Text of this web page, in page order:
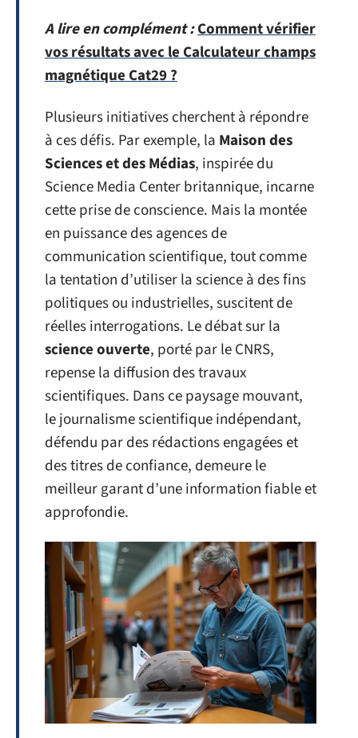
A lire en complément :Comment vérifier
vos résultats avec le Calculateur champs
magnétique Cat29 ?
Plusieurs initiatives cherchent à répondre
à ces défis. Par exemple, la Maison des
Sciences et des Médias, inspirée du
Science Media Center britannique, incarne
cette prise de conscience. Mais la montée
en puissance des agences de
communication scientifique, tout comme
la tentation d’utiliser la science à des fins
politiques ou industrielles, suscitent de
réelles interrogations. Le débat sur la
science ouverte, porté par le CNRS,
repense la diffusion des travaux
scientifiques. Dans ce paysage mouvant,
le journalisme scientifique indépendant,
défendu par des rédactions engagées et
des titres de confiance, demeure le
meilleur garant d’une information fiable et
approfondie.